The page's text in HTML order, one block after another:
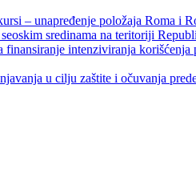
– unapređenje položaja Roma i
sredinama na teritoriji
intenziviranja korišćenja
u cilju zaštite i očuvanja